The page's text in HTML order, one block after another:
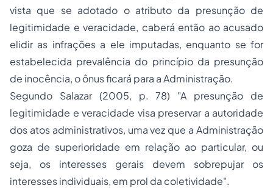
vista que se adotado o atributo da presunção de
legitimidade e veracidade, caberá então ao acusado
elidir as infrações a ele imputadas, enquanto se for
estabelecida prevalência do princípio da presunção
de inocência, o ônus ficará para a Administração.
Segundo Salazar (2005, p. 78) "A presunção de
legitimidade e veracidade visa preservar a autoridade
dos atos administrativos, uma vez que a Administração
goza de superioridade em relação ao particular, ou
seja, os interesses gerais devem sobrepujar os
interesses individuais, em prol da coletividade".